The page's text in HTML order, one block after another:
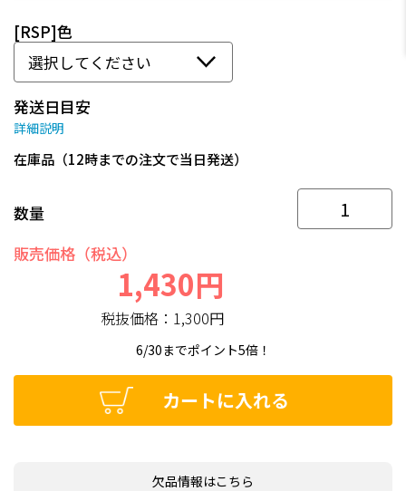
[RSP]色
発送日目安
詳細説明
在庫品（12時までの注文で当日発送）
数量
販売価格（税込）
1,430円
税抜価格： 1,300円
6/30までポイント5倍！
カートに入れる
欠品情報はこちら